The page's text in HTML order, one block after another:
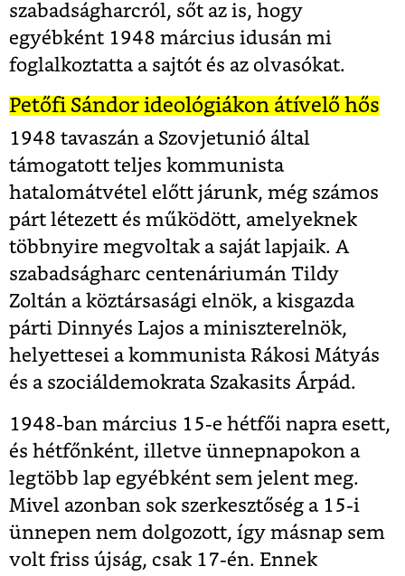
szabadságharcról, sőt az is, hogy
egyébként 1948 március idusán mi
foglalkoztatta a sajtót és az olvasókat.
Petőfi Sándor ideológiákon átívelő hős
1948 tavaszán a Szovjetunió által
támogatott teljes kommunista
hatalomátvétel előtt járunk, még számos
párt létezett és működött, amelyeknek
többnyire megvoltak a saját lapjaik. A
szabadságharc centenáriumán Tildy
Zoltán a köztársasági elnök, a kisgazda
párti Dinnyés Lajos a miniszterelnök,
helyettesei a kommunista Rákosi Mátyás
és a szociáldemokrata Szakasits Árpád.
1948-ban március 15-e hétfői napra esett,
és hétfőnként, illetve ünnepnapokon a
legtöbb lap egyébként sem jelent meg.
Mivel azonban sok szerkesztőség a 15-i
ünnepen nem dolgozott, így másnap sem
volt friss újság, csak 17-én. Ennek